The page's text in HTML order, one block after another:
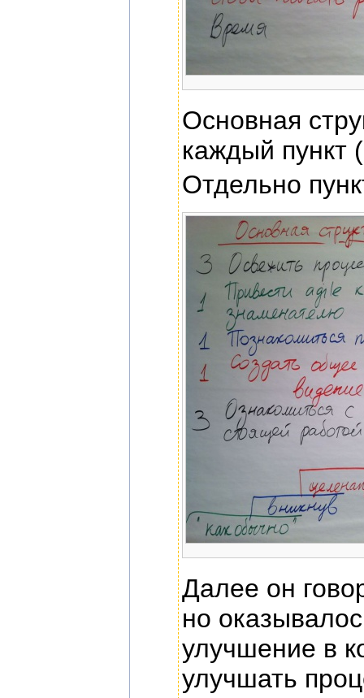
Основная
каждый пункт
Отдельно
Далее он
но
улучшение в
улучшать